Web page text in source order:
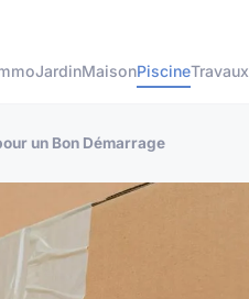
JardinMaisonPiscineTravaux
un Bon Démarrage